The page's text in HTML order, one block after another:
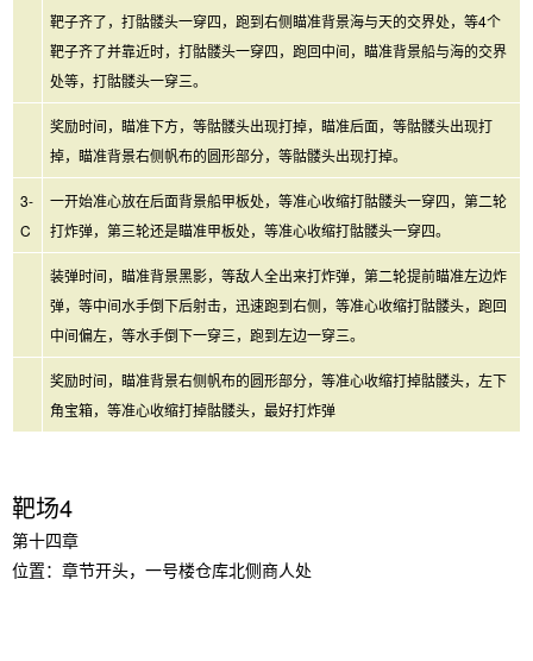
靶子齐了，打骷髅头一穿四，跑到右侧瞄准背景海与天的交界处，等4个
靶子齐了并靠近时，打骷髅头一穿四，跑回中间，瞄准背景船与海的交界
处等，打骷髅头一穿三。
奖励时间，瞄准下方，等骷髅头出现打掉，瞄准后面，等骷髅头出现打
掉，瞄准背景右侧帆布的圆形部分，等骷髅头出现打掉。
3-
C
一开始准心放在后面背景船甲板处，等准心收缩打骷髅头一穿四，第二轮
打炸弹，第三轮还是瞄准甲板处，等准心收缩打骷髅头一穿四。
装弹时间，瞄准背景黑影，等敌人全出来打炸弹，第二轮提前瞄准左边炸
弹，等中间水手倒下后射击，迅速跑到右侧，等准心收缩打骷髅头，跑回
中间偏左，等水手倒下一穿三，跑到左边一穿三。
奖励时间，瞄准背景右侧帆布的圆形部分，等准心收缩打掉骷髅头，左下
角宝箱，等准心收缩打掉骷髅头，最好打炸弹
靶场4
第十四章
位置：章节开头，一号楼仓库北侧商人处